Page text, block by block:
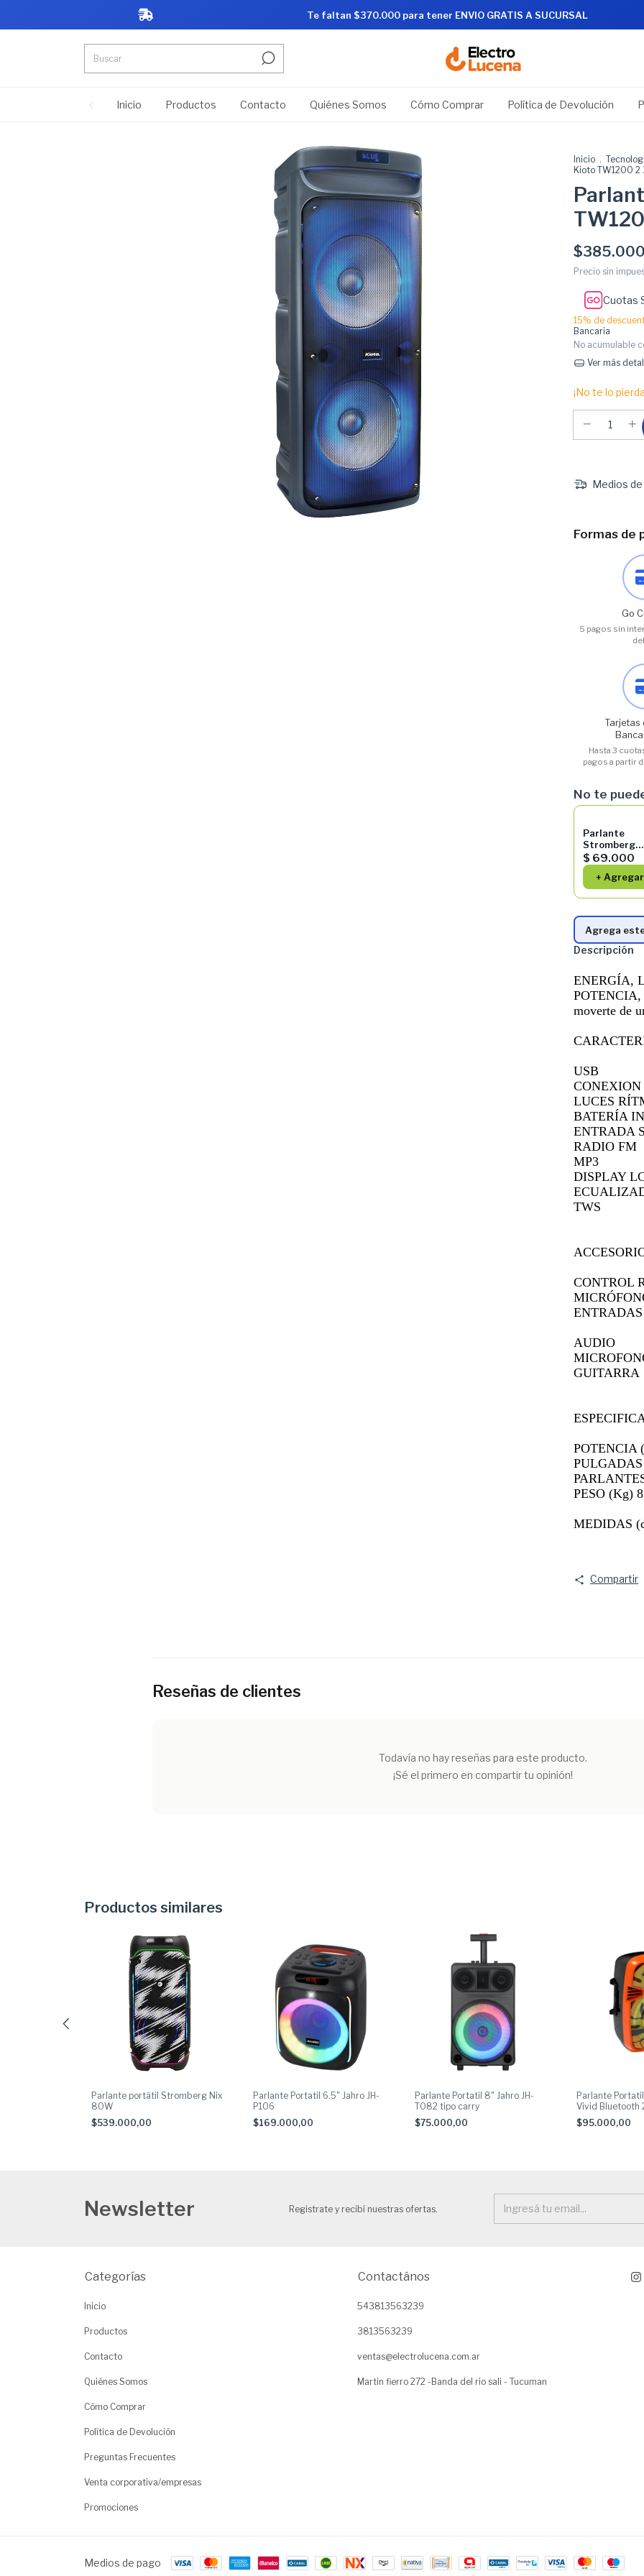
Inicio Productos Contacto Quiénes Somos Cómo Comprar Política de Devolución
Inicio .
Kioto TW1200 2
Precio sin
Cuotas
15% de
Bancaria
No acumulable
Ver más
¡No te lo
Medios
Formas de
Go
5 pagos sin
Tarjetas
Hasta 3
pagos a partir
No te
Parlante
Stromberg
Zing Portátil
Con
2hs De Bat
Verde Con
$ 69.000
+ Agregar
Agrega
Descripción
ENERGÍA,
POTENCIA,
moverte de
USB
LUCES
BATERÍA
ENTRADA
RADIO FM
MP3
DISPLAY
TWS
CONTROL
ENTRADAS
AUDIO
GUITARRA
POTENCIA
PESO (Kg)
MEDIDAS
Compartir
Reseñas de clientes
Todavía no hay reseñas para este producto.
¡Sé el primero en compartir tu opinión!
Productos similares
Parlante portátil Stromberg Nix
80W
$539.000,00
Parlante Portatil 6.5" Jahro JH-
P106
$169.000,00
Parlante Portatil 8" Jahro JH-
T082 tipo carry
$75.000,00
Parlante
Vivid Bluetooth
Naranja
$95.000,00
Newsletter Registrate y recibí nuestras ofertas.
Categorías
Inicio
Productos
Contacto
Quiénes Somos
Cómo Comprar
Política de Devolución
Preguntas Frecuentes
Venta corporativa/empresas
Promociones
Contactános
543813563239
3813563239
ventas@electrolucena.com.ar
Martin fierro 272 -Banda del rio sali - Tucuman
Medios de pago
Te faltan $370.000 para tener ENVIO GRATIS A SUCURSAL
$385.000,00